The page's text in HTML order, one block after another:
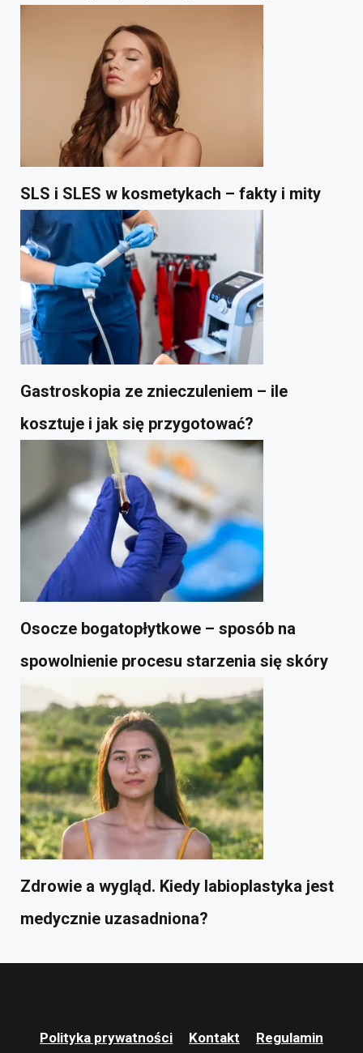
SLS i SLES w kosmetykach – fakty i mity
Gastroskopia ze znieczuleniem – ile
kosztuje i jak się przygotować?
Osocze bogatopłytkowe – sposób na
spowolnienie procesu starzenia się skóry
Zdrowie a wygląd. Kiedy labioplastyka jest
medycznie uzasadniona?
Polityka prywatności Kontakt Regulamin